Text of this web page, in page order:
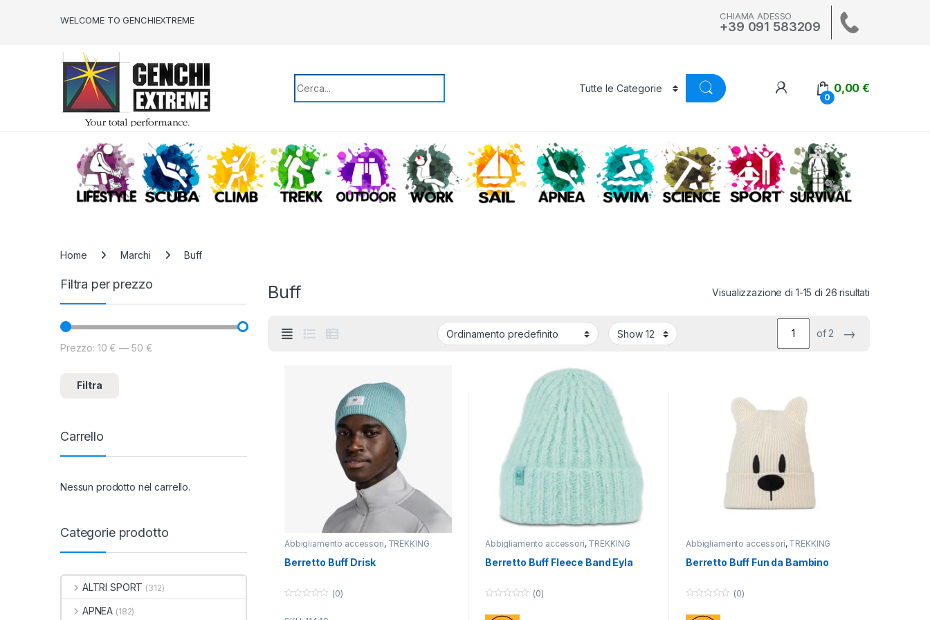
WELCOME TO GENCHIEXTREME CHIAMA ADESSO
+39 091 583209
Search for:
0
0,00€
LIFESTYLE SCUBA CLIMB TREKKING OUTDOOR WORK SAIL APNEA SWIM SCIENCE ALTRI SPORT
Home Marchi Buff
Buff Visualizzazione di 1-15 di 26 risultati
of 2 →
Abbigliamento accessori, TREKKING
Berretto Buff Drisk
(0)
Abbigliamento accessori, TREKKING
Berretto Buff Fleece Band Eyla
o
(0)
Abbigliamento accessori, TREKKING
Berretto Buff Fun da Bambino
o
(0)
Filtra per prezzo
Prezzo Min
Prezzo Max
Filtra
Prezzo: 10 € — 50 €
Carrello
Nessun prodotto nel carrello.
Categorie prodotto
ALTRI SPORT (312)
APNEA (182)